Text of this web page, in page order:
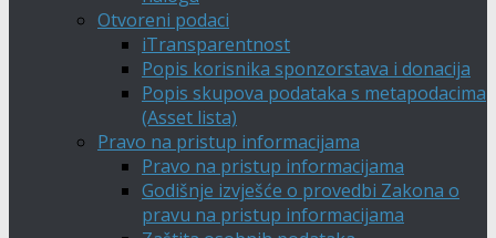
Otvoreni podaci
iTransparentnost
Popis korisnika sponzorstava i donacija
Popis skupova podataka s metapodacima
(Asset lista)
Pravo na pristup informacijama
Pravo na pristup informacijama
Godišnje izvješće o provedbi Zakona o
pravu na pristup informacijama